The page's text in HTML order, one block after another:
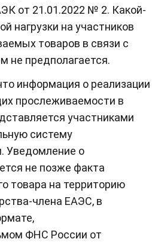
от 21.01.2022 № 2. Какой-
нагрузки на участников
товаров в связи с
не предполагается.
информация о реализации
прослеживаемости в
участниками
систему
Уведомление о
не позже факта
товара на территорию
члена ЕАЭС, в
ФНС России от